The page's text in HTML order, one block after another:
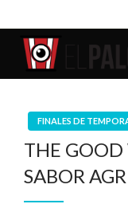
al
contenido
Tu espacio de la
FINALES DE
THE GOOD
SABOR